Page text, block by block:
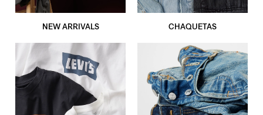
NEW ARRIVALS CHAQUETAS